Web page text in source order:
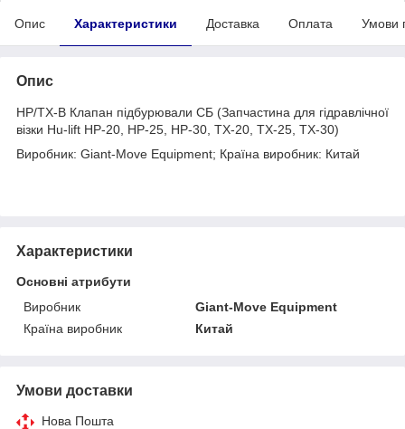
Опис Характеристики Доставка Оплата Умови
Опис
HP/TX-B Клапан підбурювали СБ (Запчастина для гідравлічної
візки Hu-lift HP-20, HP-25, HP-30, TX-20, TX-25, TX-30)
Виробник: Giant-Move Equipment; Країна виробник: Китай
Характеристики
Основні атрибути
Виробник
Giant-Move Equipment
Країна виробник
Китай
Умови доставки
Нова Пошта